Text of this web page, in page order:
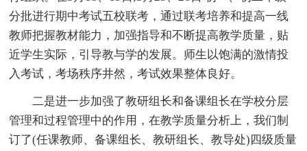
分批进行期中考试五校联考，通过联考培养和提高一线
教师把握教材能力，加强指导和不断提高教学质量，贴
近学生实际，引导教与学的发展。师生以饱满的激情投
入考试，考场秩序井然，考试效果整体良好。
二是进一步加强了教研组长和备课组长在学校分层
管理和过程管理中的作用，在教学质量分析上，我们制
订了(任课教师、备课组长、教研组长、教导处)四级质量